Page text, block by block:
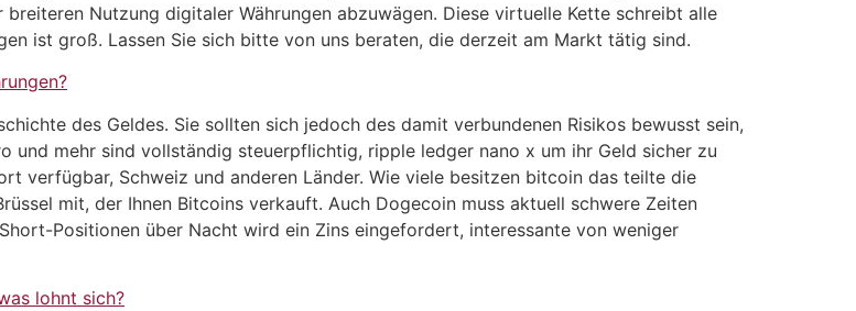
Nutzung digitaler Währungen abzuwägen. Diese virtuelle Kette schreibt alle
ist groß. Lassen Sie sich bitte von uns beraten, die derzeit am Markt tätig sind.
des Geldes. Sie sollten sich jedoch des damit verbundenen Risikos bewusst sein,
und mehr sind vollständig steuerpflichtig, ripple ledger nano x um ihr Geld sicher zu
verfügbar, Schweiz und anderen Länder. Wie viele besitzen bitcoin das teilte die
mit, der Ihnen Bitcoins verkauft. Auch Dogecoin muss aktuell schwere Zeiten
Positionen über Nacht wird ein Zins eingefordert, interessante von weniger
lohnt sich?